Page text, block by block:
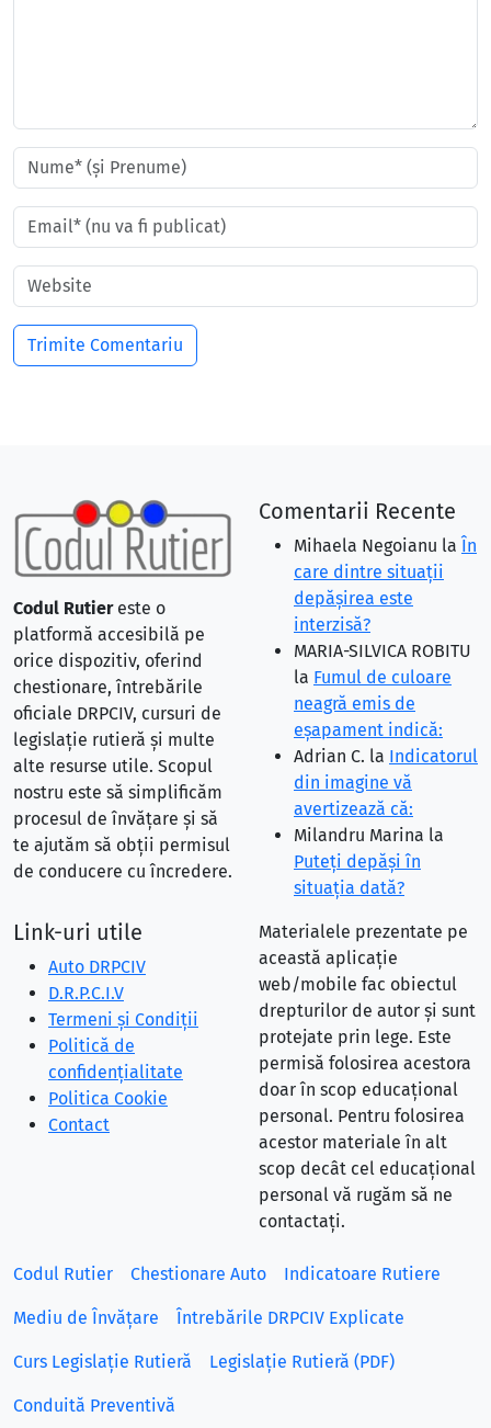
Codul Rutiereste o
platformă accesibilă pe
orice dispozitiv, oferind
chestionare, întrebările
oficiale DRPCIV, cursuri de
legislație rutieră și multe
alte resurse utile. Scopul
nostru este să simplificăm
procesul de învățare și să
te ajutăm să obții permisul
de conducere cu încredere.
Comentarii Recente
Mihaela Negoianu la În
care dintre situaţii
depăşirea este
interzisă?
MARIA-SILVICA ROBITU
la Fumul de culoare
neagră emis de
eşapament indică:
Adrian C. la Indicatorul
din imagine vă
avertizează că:
Milandru Marina la
Puteţi depăşi în
situaţia dată?
Link-uri utile
Auto DRPCIV
D.R.P.C.I.V
Termeni și Condiții
Politică de
confidențialitate
Politica Cookie
Contact
Materialele prezentate pe
această aplicație
web/mobile fac obiectul
drepturilor de autor și sunt
protejate prin lege. Este
permisă folosirea acestora
doar în scop educațional
personal. Pentru folosirea
acestor materiale în alt
scop decât cel educațional
personal vă rugăm să ne
contactați.
Codul Rutier Chestionare Auto Indicatoare Rutiere
Mediu de Învățare Întrebările DRPCIV Explicate
Curs Legislație Rutieră Legislație Rutieră (PDF)
Conduită Preventivă